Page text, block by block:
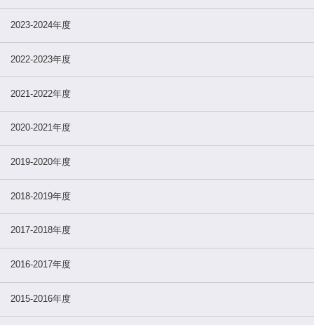
2023-2024年度
2022-2023年度
2021-2022年度
2020-2021年度
2019-2020年度
2018-2019年度
2017-2018年度
2016-2017年度
2015-2016年度